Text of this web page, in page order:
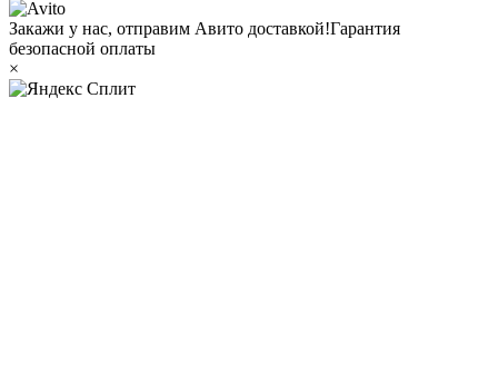
Закажи у нас, отправим Авито доставкой!Гарантия
безопасной оплаты
×